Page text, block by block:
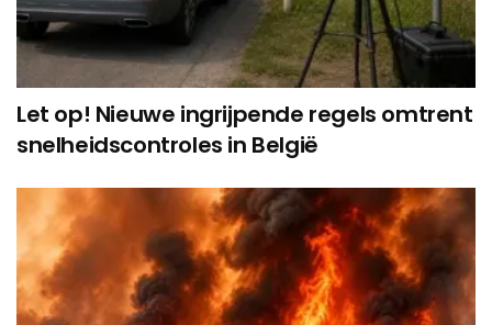
Let op! Nieuwe ingrijpende regels omtrent
snelheidscontroles in België